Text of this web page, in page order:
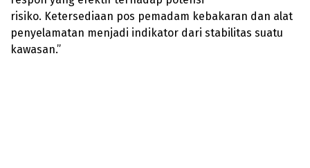
risiko. Ketersediaan pos pemadam kebakaran dan alat
penyelamatan menjadi indikator dari stabilitas suatu
kawasan.”